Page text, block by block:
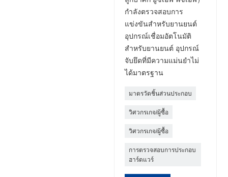
กำลังตรวจสอบการ
แข่งขันสำหรับยานยนต์
อุปกรณ์เชื่อมอัตโนมัติ
สำหรับยานยนต์ อุปกรณ์
จับยึดที่มีความแม่นยำไม่
ได้มาตรฐาน
มาตรวัดชิ้นส่วนประกอบ
วิศวกรเกจ/ผู้ซื้อ
วิศวกรเกจ/ผู้ซื้อ
การตรวจสอบการประกอบ
ฮาร์ดแวร์